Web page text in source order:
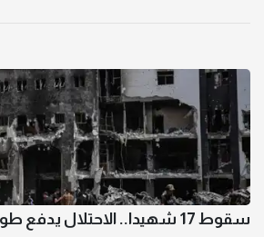
سقوط 17 شهيدا.. الاحتلال